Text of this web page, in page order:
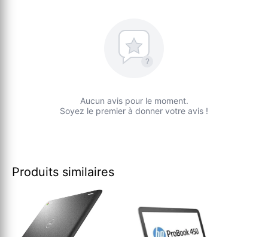
?
Aucun avis pour le moment.
Soyez le premier à donner votre avis !
Produits similaires